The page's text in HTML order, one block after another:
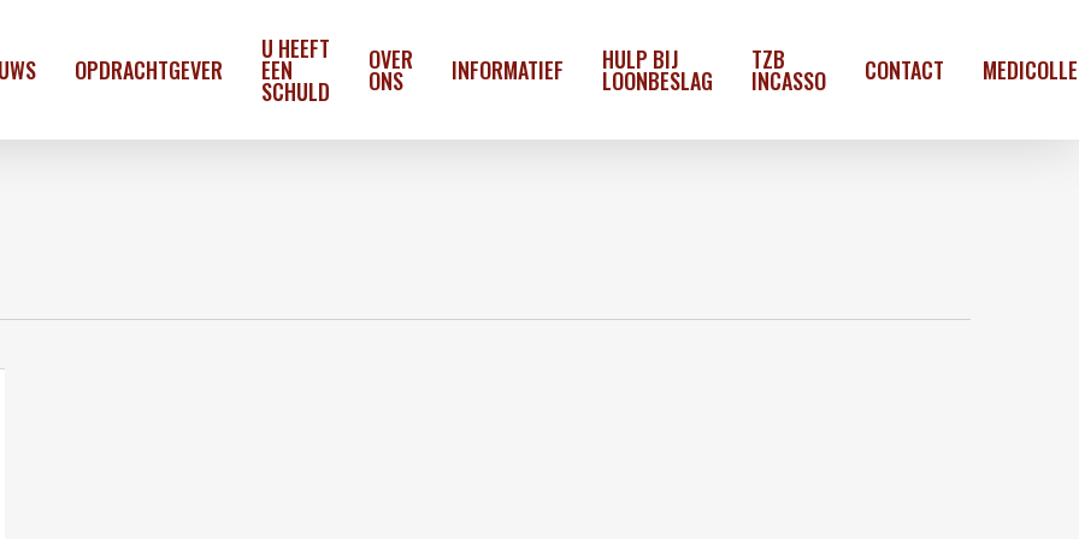
OPDRACHTGEVER
U HEEFT
EEN
SCHULD
OVER
ONS INFORMATIEF HULP BIJ
LOONBESLAG
TZB
INCASSO CONTACT